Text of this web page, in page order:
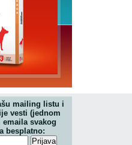
mailing listu i
vesti (jednom
emaila svakog
besplatno: